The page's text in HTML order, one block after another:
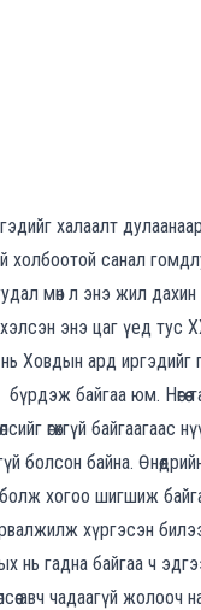
халаалт
холбоотой санал
мөн л энэ жил дахин
энэ цаг үед тус
нь Ховдын ард иргэдийг
байгаа юм. Нөгөө
өгөхгүй байгаагаас
болсон байна.
хогоо шигшиж
хүргэсэн
нь гадна байгаа ч
авч чадаагүй жолооч